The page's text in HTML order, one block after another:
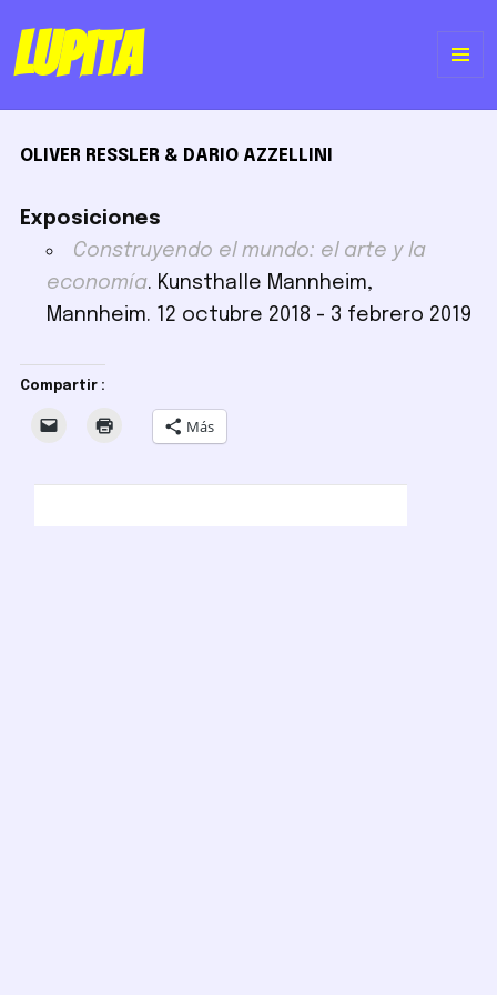
Lupita
OLIVER RESSLER & DARIO AZZELLINI
Exposiciones
Construyendo el mundo: el arte y la
economía. Kunsthalle Mannheim,
Mannheim. 12 octubre 2018 - 3 febrero 2019
Compartir :
Más